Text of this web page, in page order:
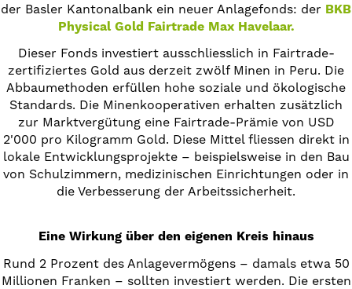
der Basler Kantonalbank ein neuer Anlagefonds: der BKB
Physical Gold Fairtrade Max Havelaar.
Dieser Fonds investiert ausschliesslich in Fairtrade-
zertifiziertes Gold aus derzeit zwölf Minen in Peru. Die
Abbaumethoden erfüllen hohe soziale und ökologische
Standards. Die Minenkooperativen erhalten zusätzlich
zur Marktvergütung eine Fairtrade-Prämie von USD
2'000 pro Kilogramm Gold. Diese Mittel fliessen direkt in
lokale Entwicklungsprojekte – beispielsweise in den Bau
von Schulzimmern, medizinischen Einrichtungen oder in
die Verbesserung der Arbeitssicherheit.
Eine Wirkung über den eigenen Kreis hinaus
Rund 2 Prozent des Anlagevermögens – damals etwa 50
Millionen Franken – sollten investiert werden. Die ersten